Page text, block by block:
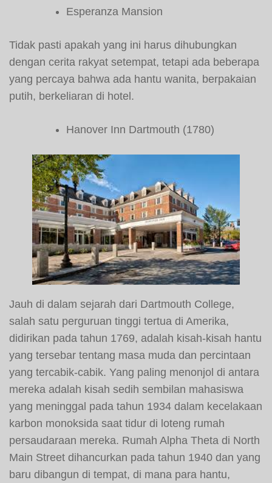
Esperanza Mansion
Tidak pasti apakah yang ini harus dihubungkan
dengan cerita rakyat setempat, tetapi ada beberapa
yang percaya bahwa ada hantu wanita, berpakaian
putih, berkeliaran di hotel.
Hanover Inn Dartmouth (1780)
Jauh di dalam sejarah dari Dartmouth College,
salah satu perguruan tinggi tertua di Amerika,
didirikan pada tahun 1769, adalah kisah-kisah hantu
yang tersebar tentang masa muda dan percintaan
yang tercabik-cabik. Yang paling menonjol di antara
mereka adalah kisah sedih sembilan mahasiswa
yang meninggal pada tahun 1934 dalam kecelakaan
karbon monoksida saat tidur di loteng rumah
persaudaraan mereka. Rumah Alpha Theta di North
Main Street dihancurkan pada tahun 1940 dan yang
baru dibangun di tempat, di mana para hantu,